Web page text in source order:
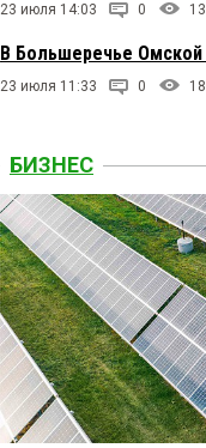
23 июля 14:03 0
В Большеречье
23 июля 11:33 0
БИЗНЕС